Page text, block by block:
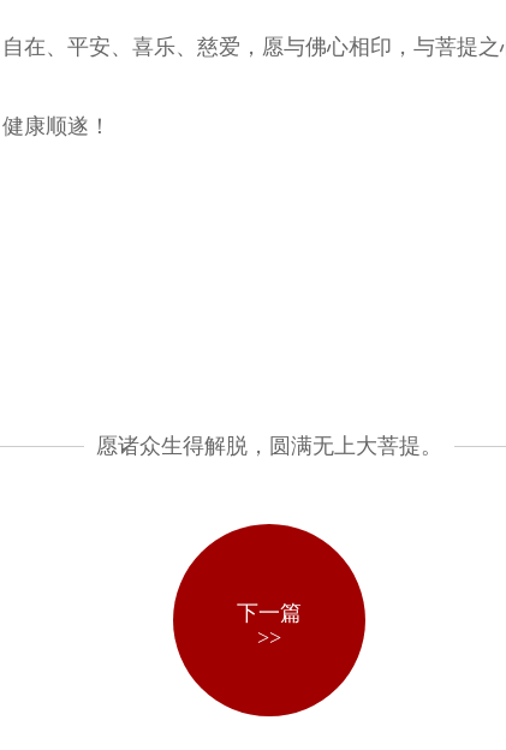
在、平安、喜乐、慈爱，愿与佛心相印，与菩提之
康顺遂！
愿诸众生得解脱，圆满无上大菩提。
下一篇
>>